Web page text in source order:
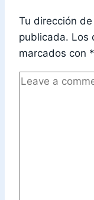
Tu dirección
publicada. Los
marcados con *